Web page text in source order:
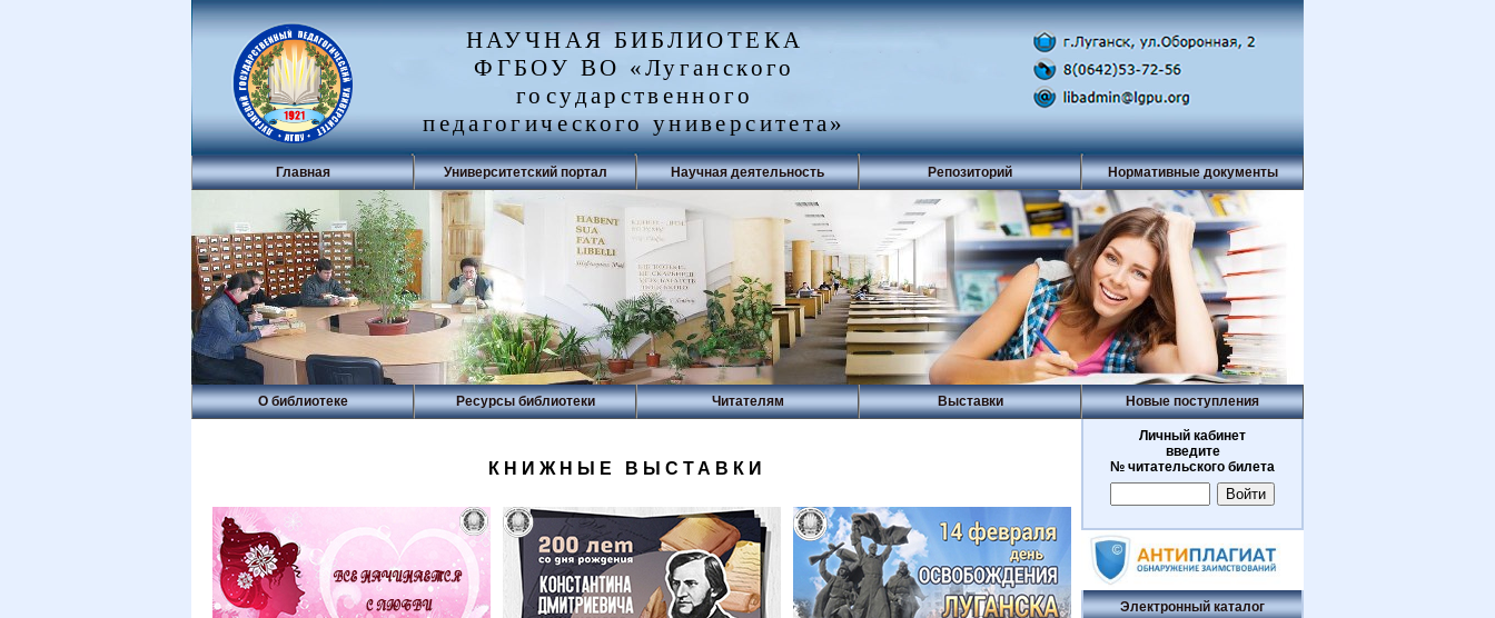
НАУЧНАЯ БИБЛИОТЕКА
ФГБОУ ВО «Луганского
государственного
педагогического университета»
Главная Университетский портал Научная деятельность Репозиторий Нормативные документы
О библиотеке Ресурсы библиотеки Читателям Выставки Новые поступления
КНИЖНЫЕ ВЫСТАВКИ
Личный кабинет
введите
№ читательского билета
Электронный каталог